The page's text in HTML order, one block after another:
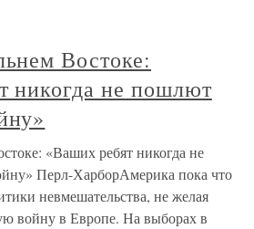
Востоке:
никогда не пошлют
«Ваших ребят никогда не
Перл-ХарборАмерика пока что
невмешательства, не желая
войну в Европе. На выборах в